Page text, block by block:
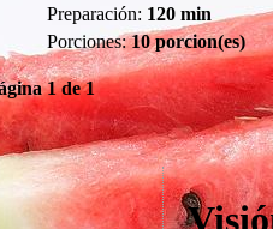
Preparación: 120 min
Porciones:10 porcion(es)
1 de 1